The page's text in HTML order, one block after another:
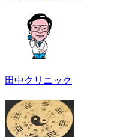
田中クリニック